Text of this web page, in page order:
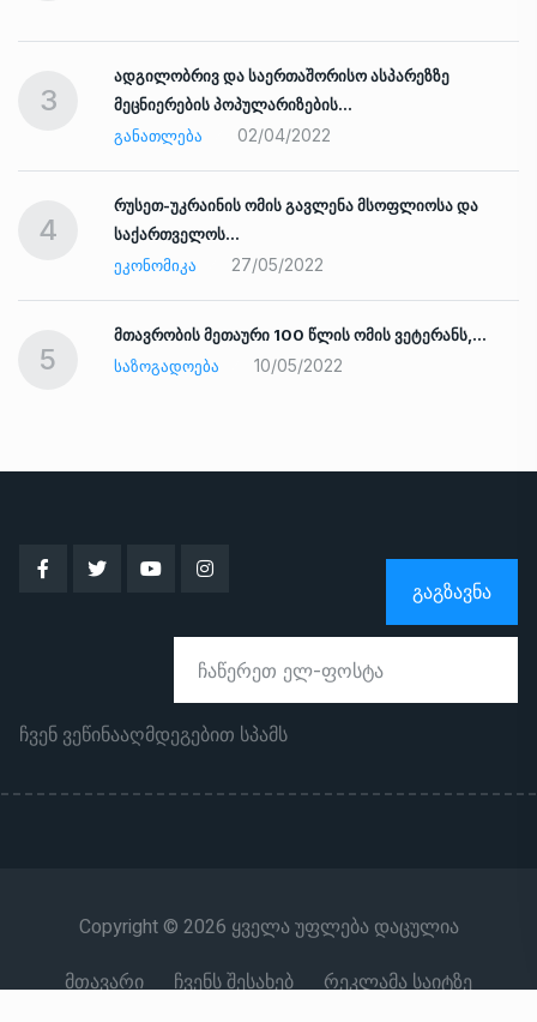
3
ადგილობრივ და საერთაშორისო ასპარეზზე
მეცნიერების პოპულარიზების…
ᲒᲐᲜᲐᲗᲚᲔᲑᲐ
02/04/2022
4
რუსეთ-უკრაინის ომის გავლენა მსოფლიოსა და
საქართველოს…
ᲔᲙᲝᲜᲝᲛᲘᲙᲐ
27/05/2022
5
მთავრობის მეთაური 100 წლის ომის ვეტერანს,…
ᲡᲐᲖᲝᲒᲐᲓᲝᲔᲑᲐ
10/05/2022
ᲒᲐᲒᲖᲐᲕᲜᲐ
ჩვენ ვეწინააღმდეგებით სპამს
Copyright © 2026 ყველა უფლება დაცულია
მთავარი
ჩვენს შესახებ
რეკლამა საიტზე